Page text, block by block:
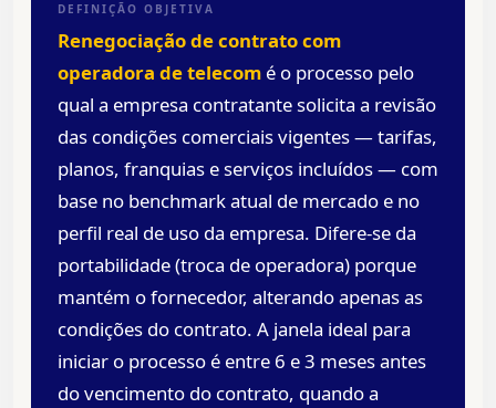
DEFINIÇÃO OBJETIVA
Renegociação de contrato com
operadora de telecom é o processo pelo
qual a empresa contratante solicita a revisão
das condições comerciais vigentes — tarifas,
planos, franquias e serviços incluídos — com
base no benchmark atual de mercado e no
perfil real de uso da empresa. Difere-se da
portabilidade (troca de operadora) porque
mantém o fornecedor, alterando apenas as
condições do contrato. A janela ideal para
iniciar o processo é entre 6 e 3 meses antes
do vencimento do contrato, quando a